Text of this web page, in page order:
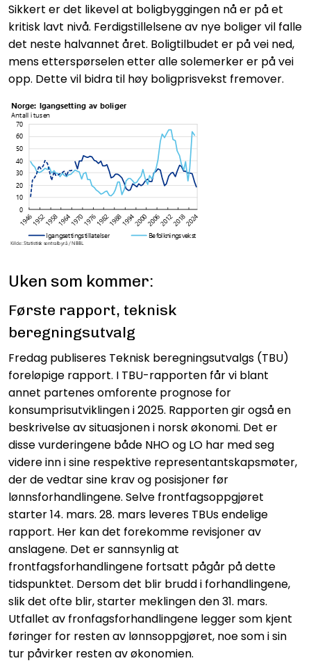
Sikkert er det likevel at boligbyggingen nå er på et
kritisk lavt nivå. Ferdigstillelsene av nye boliger vil falle
det neste halvannet året. Boligtilbudet er på vei ned,
mens etterspørselen etter alle solemerker er på vei
opp. Dette vil bidra til høy boligprisvekst fremover.
Uken som kommer:
Første rapport, teknisk
beregningsutvalg
Fredag publiseres Teknisk beregningsutvalgs (TBU)
foreløpige rapport. I TBU-rapporten får vi blant
annet partenes omforente prognose for
konsumprisutviklingen i 2025. Rapporten gir også en
beskrivelse av situasjonen i norsk økonomi. Det er
disse vurderingene både NHO og LO har med seg
videre inn i sine respektive representantskapsmøter,
der de vedtar sine krav og posisjoner før
lønnsforhandlingene. Selve frontfagsoppgjøret
starter 14. mars. 28. mars leveres TBUs endelige
rapport. Her kan det forekomme revisjoner av
anslagene. Det er sannsynlig at
frontfagsforhandlingene fortsatt pågår på dette
tidspunktet. Dersom det blir brudd i forhandlingene,
slik det ofte blir, starter meklingen den 31. mars.
Utfallet av fronfagsforhandlingene legger som kjent
føringer for resten av lønnsoppgjøret, noe som i sin
tur påvirker resten av økonomien.